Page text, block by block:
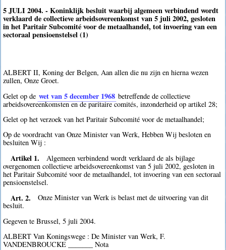
5 JULI 2004. - Koninklijk besluit waarbij algemeen verbindend wordt
verklaard de collectieve arbeidsovereenkomst van 5 juli 2002, gesloten
in het Paritair Subcomité voor de metaalhandel, tot invoering van een
sectoraal pensioenstelsel (1)
ALBERT II, Koning der Belgen, Aan allen die nu zijn en hierna wezen
zullen, Onze Groet.
Gelet op de wet van 5 december 1968 betreffende de collectieve
arbeidsovereenkomsten en de paritaire comités, inzonderheid op artikel 28;
Gelet op het verzoek van het Paritair Subcomité voor de metaalhandel;
Op de voordracht van Onze Minister van Werk, Hebben Wij besloten en
besluiten Wij :
Artikel 1.
Algemeen verbindend wordt verklaard de als bijlage
overgenomen collectieve arbeidsovereenkomst van 5 juli 2002, gesloten in
het Paritair Subcomité voor de metaalhandel, tot invoering van een sectoraal
pensioenstelsel.
Art. 2.
Onze Minister van Werk is belast met de uitvoering van dit
besluit.
Gegeven te Brussel, 5 juli 2004.
ALBERT Van Koningswege : De Minister van Werk, F.
VANDENBROUCKE _______ Nota